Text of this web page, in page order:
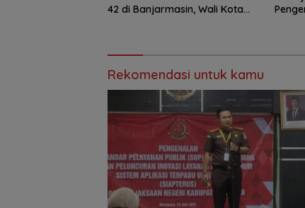
42 di Banjarmasin, Wali Kota
Rekomendasi untuk kamu